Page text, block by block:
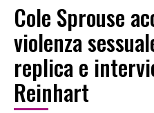
Cole Sprouse
violenza
replica e
Reinhart